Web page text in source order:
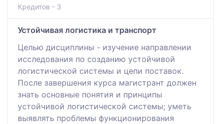
Кредитов - 3
Устойчивая логистика и транспорт
Целью дисциплины - изучение направлении
исследования по созданию устойчивой
логистической системы и цепи поставок.
После завершения курса магистрант должен
знать основные понятия и принципы
устойчивой логистической системы; уметь
выявлять проблемы функционирования